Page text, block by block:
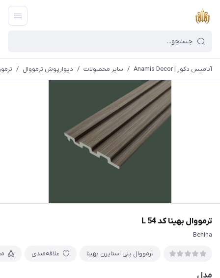
آنامیس دکور | Anamis Decor / سایر محصولات / دیوارپوش ترمووال /
ترمووال بهینا کد L 54
Behina
ترمووال پلی استایرن بهینا علاقه‌مندی
مدل